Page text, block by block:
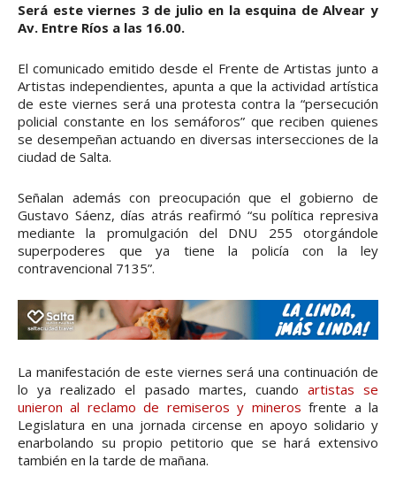
Será este viernes 3 de julio en la esquina de Alvear y
Av. Entre Ríos a las 16.00.
El comunicado emitido desde el Frente de Artistas junto a
Artistas independientes, apunta a que la actividad artística
de este viernes será una protesta contra la “persecución
policial constante en los semáforos” que reciben quienes
se desempeñan actuando en diversas intersecciones de la
ciudad de Salta.
Señalan además con preocupación que el gobierno de
Gustavo Sáenz, días atrás reafirmó “su política represiva
mediante la promulgación del DNU 255 otorgándole
superpoderes que ya tiene la policía con la ley
contravencional 7135”.
La manifestación de este viernes será una continuación de
lo ya realizado el pasado martes, cuando artistas se
unieron al reclamo de remiseros y mineros frente a la
Legislatura en una jornada circense en apoyo solidario y
enarbolando su propio petitorio que se hará extensivo
también en la tarde de mañana.